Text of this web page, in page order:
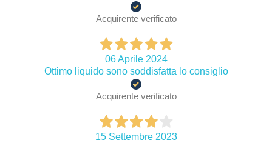
Acquirente verificato
06 Aprile 2024
Ottimo liquido sono soddisfatta lo consiglio
Acquirente verificato
15 Settembre 2023